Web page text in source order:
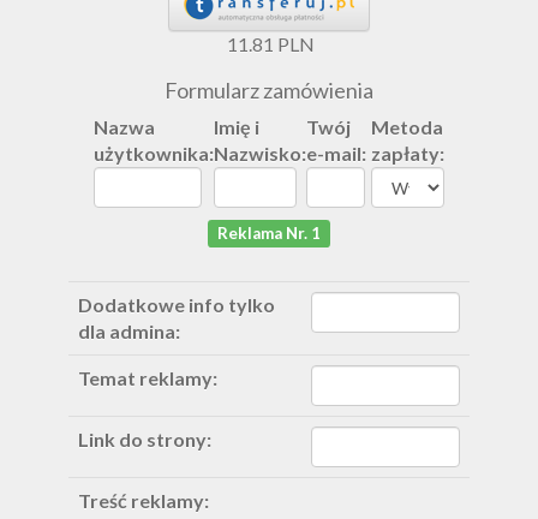
11.81 PLN
Formularz zamówienia
Nazwa
użytkownika:
Imię i
Nazwisko:
Twój
e-mail:
Metoda
zapłaty:
Reklama Nr. 1
Dodatkowe info tylko
dla admina:
Temat reklamy:
Link do strony:
Treść reklamy: